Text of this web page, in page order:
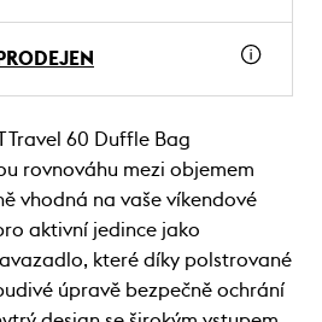
Travel 60 Duffle Bag
rovnováhu mezi objemem
vhodná na vaše víkendové
aktivní jedince jako
které díky polstrované
úpravě bezpečně ochrání